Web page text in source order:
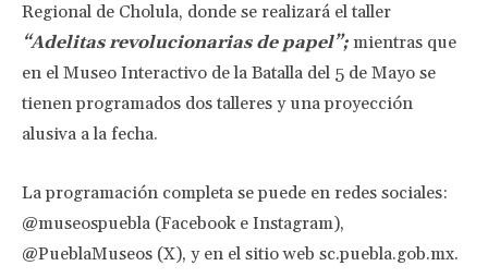
Regional de Cholula, donde se realizará el taller
“Adelitas revolucionarias de papel”; mientras que
en el Museo Interactivo de la Batalla del 5 de Mayo se
tienen programados dos talleres y una proyección
alusiva a la fecha.
La programación completa se puede en redes sociales:
@museospuebla (Facebook e Instagram),
@PueblaMuseos (X), y en el sitio web sc.puebla.gob.mx.